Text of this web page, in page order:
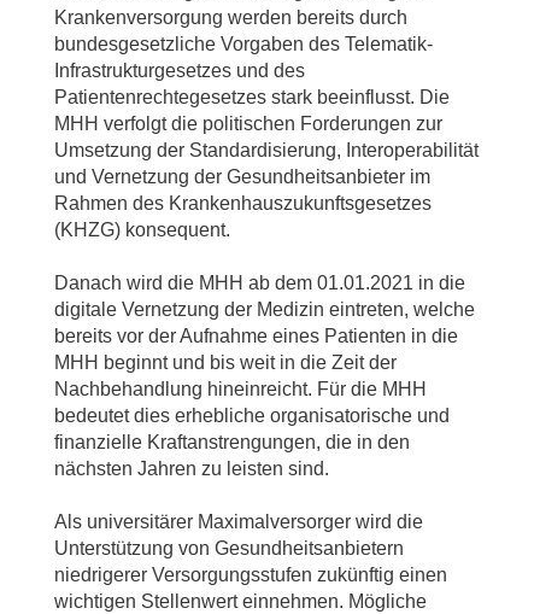
Krankenversorgung werden bereits durch
bundesgesetzliche Vorgaben des Telematik-
Infrastrukturgesetzes und des
Patientenrechtegesetzes stark beeinflusst. Die
MHH verfolgt die politischen Forderungen zur
Umsetzung der Standardisierung, Interoperabilität
und Vernetzung der Gesundheitsanbieter im
Rahmen des Krankenhauszukunftsgesetzes
(KHZG) konsequent.
Danach wird die MHH ab dem 01.01.2021 in die
digitale Vernetzung der Medizin eintreten, welche
bereits vor der Aufnahme eines Patienten in die
MHH beginnt und bis weit in die Zeit der
Nachbehandlung hineinreicht. Für die MHH
bedeutet dies erhebliche organisatorische und
finanzielle Kraftanstrengungen, die in den
nächsten Jahren zu leisten sind.
Als universitärer Maximalversorger wird die
Unterstützung von Gesundheitsanbietern
niedrigerer Versorgungsstufen zukünftig einen
wichtigen Stellenwert einnehmen. Mögliche